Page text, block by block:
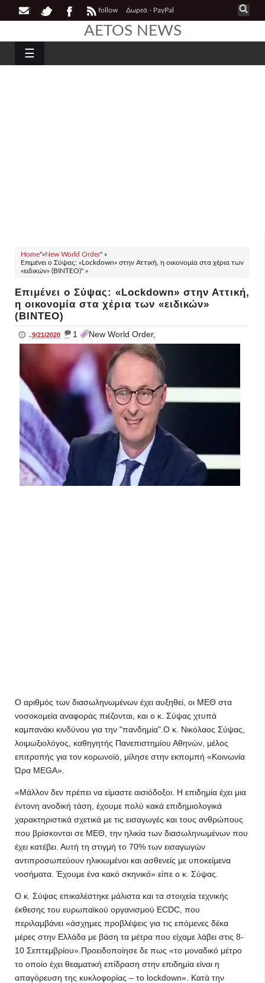
follow Δωρεά - PayPal
AETOS NEWS
☰
Home"»New World Order" »
Επιμένει ο Σύψας: «Lockdown» στην Αττική, η οικονομία στα χέρια των
«ειδικών» (ΒΙΝΤΕΟ)" »
Επιμένει ο Σύψας: «Lockdown» στην Αττική,
η οικονομία στα χέρια των «ειδικών»
(ΒΙΝΤΕΟ)
..9/21/2020 _ 1 New World Order,
O αριθμός των διασωληνωμένων έχει αυξηθεί, οι ΜΕΘ στα
νοσοκομεία αναφοράς πιέζονται, και ο κ. Σύψας χτυπά
καμπανάκι κινδύνου για την "πανδημία".Ο κ. Νικόλαος Σύψας,
λοιμωξιολόγος, καθηγητής Πανεπιστημίου Αθηνών, μέλος
επιτροπής για τον κορωνοϊό, μίλησε στην εκπομπή «Κοινωνία
Ώρα MEGA».
«Μάλλον δεν πρέπει να είμαστε αισιόδοξοι. Η επιδημία έχει μια
έντονη ανοδική τάση, έχουμε πολύ κακά επιδημιολογικά
χαρακτηριστικά σχετικά με τις εισαγωγές και τους ανθρώπους
που βρίσκονται σε ΜΕΘ, την ηλικία των διασωληνωμένων που
έχει κατέβει. Αυτή τη στιγμή το 70% των εισαγωγών
αντιπροσωπεύουν ηλικιωμένοι και ασθενείς με υποκείμενα
νοσήματα. Έχουμε ένα κακό σκηνικό» είπε ο κ. Σύψας.
Ο κ. Σύψας επικαλέστηκε μάλιστα και τα στοιχεία τεχνικής
έκθεσης του ευρωπαϊκού οργανισμού ECDC, που
περιλαμβάνει «άσχημες προβλέψεις για τις επόμενες δέκα
μέρες στην Ελλάδα με βάση τα μέτρα που είχαμε λάβει στις 8-
10 Σεπτεμβρίου».Προειδοποίησε δε πως «το μοναδικό μέτρο
το οποίο έχει θεαματική επίδραση στην επιδημία είναι η
απαγόρευση της κυκλοφορίας – το lockdown». Κατά την